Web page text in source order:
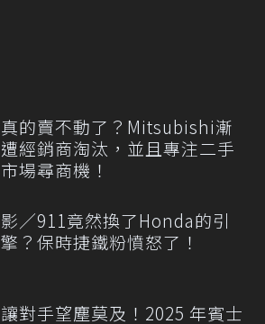
真的賣不動了？Mitsubishi漸
遭經銷商淘汰，並且專注二手
市場尋商機！
影／911竟然換了Honda的引
擎？保時捷鐵粉憤怒了！
讓對手望塵莫及！2025 年賓士